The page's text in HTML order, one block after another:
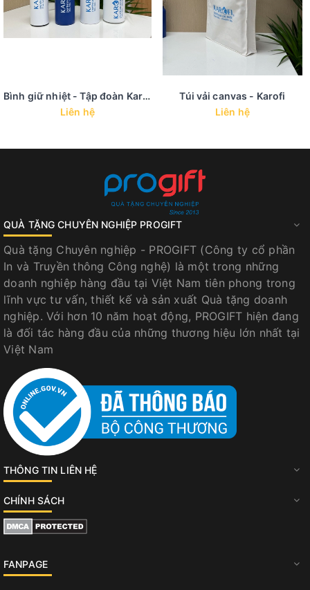
Bình giữ nhiệt - Tập đoàn Karofi
Liên hệ
Túi vải canvas - Karofi
Liên hệ
QUÀ TẶNG CHUYÊN NGHIỆP PROGIFT
Quà tặng Chuyên nghiệp - PROGIFT (Công ty cổ phần
In và Truyền thông Công nghệ) là một trong những
doanh nghiệp hàng đầu tại Việt Nam tiên phong trong
lĩnh vực tư vấn, thiết kế và sản xuất Quà tặng doanh
nghiệp. Với hơn 10 năm hoạt động, PROGIFT hiện đang
là đối tác hàng đầu của những thương hiệu lớn nhất tại
Việt Nam
THÔNG TIN LIÊN HỆ
CHÍNH SÁCH
FANPAGE